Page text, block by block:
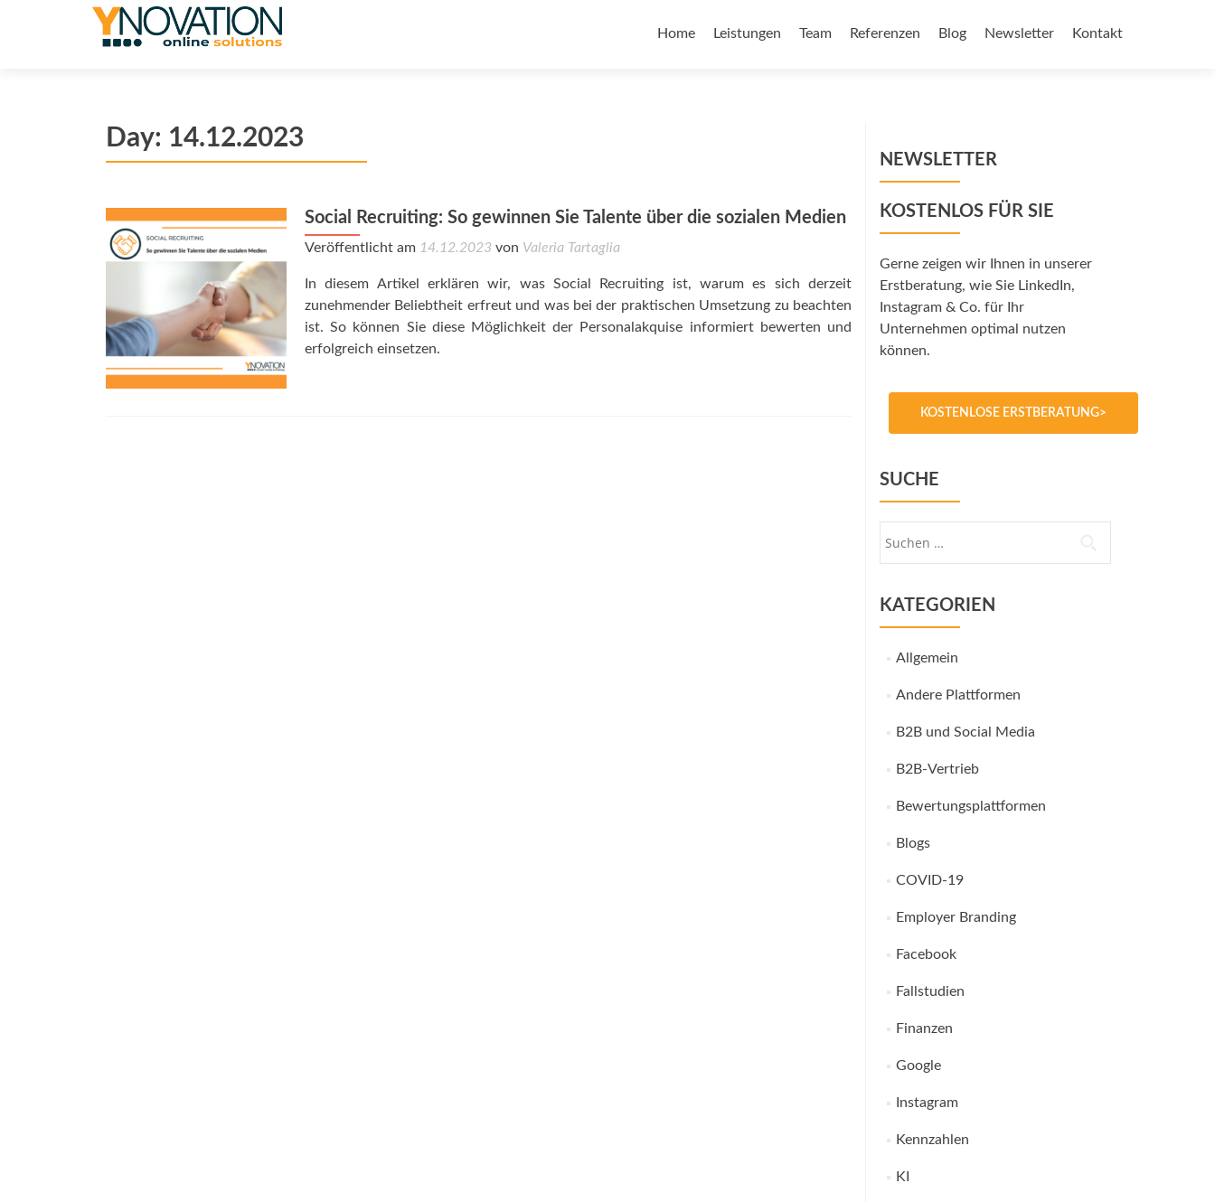
Home Leistungen Team Referenzen Blog Newsletter Kontakt
Day: 14.12.2023
Social Recruiting: So gewinnen Sie Talente über die sozialen Medien
Veröffentlicht am 14.12.2023 von Valeria Tartaglia
In diesem Artikel erklären wir, was Social Recruiting ist, warum es sich derzeit
zunehmender Beliebtheit erfreut und was bei der praktischen Umsetzung zu beachten
ist. So können Sie diese Möglichkeit der Personalakquise informiert bewerten und
erfolgreich einsetzen.
NEWSLETTER
KOSTENLOS FÜR SIE
Gerne zeigen wir Ihnen in unserer
Erstberatung, wie Sie LinkedIn,
Instagram & Co. für Ihr
Unternehmen optimal nutzen
können.
KOSTENLOSE ERSTBERATUNG>
SUCHE
KATEGORIEN
Allgemein
Andere Plattformen
B2B und Social Media
B2B-Vertrieb
Bewertungsplattformen
Blogs
COVID-19
Employer Branding
Facebook
Fallstudien
Finanzen
Google
Instagram
Kennzahlen
KI